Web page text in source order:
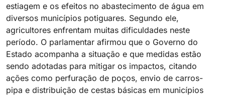
estiagem e os efeitos no abastecimento de água em
diversos municípios potiguares. Segundo ele,
agricultores enfrentam muitas dificuldades neste
período. O parlamentar afirmou que o Governo do
Estado acompanha a situação e que medidas estão
sendo adotadas para mitigar os impactos, citando
ações como perfuração de poços, envio de carros-
pipa e distribuição de cestas básicas em municípios